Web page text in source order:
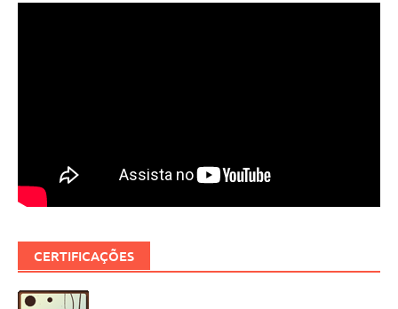
CERTIFICAÇÕES